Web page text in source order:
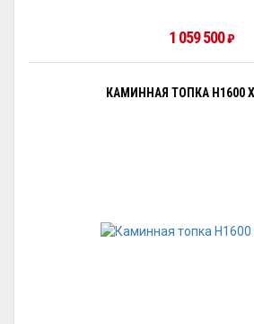
1 059 500₽
КАМИННАЯ ТОПКА H1600